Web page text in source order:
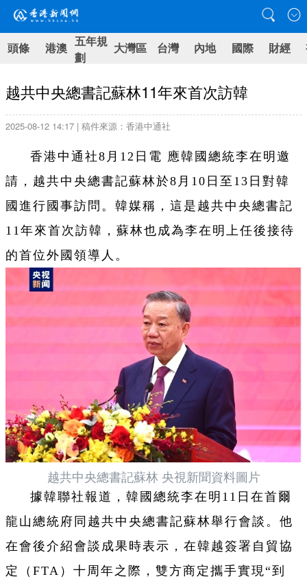
頭條 港澳 五年規
劃
大灣區 台灣 內地 國際 財經
越共中央總書記蘇林11年來首次訪韓
2025-08-12 14:17 | 稿件來源：香港中通社
香港中通社8月12日電 應韓國總統李在明邀
請，越共中央總書記蘇林於8月10日至13日對韓
國進行國事訪問。韓媒稱，這是越共中央總書記
11年來首次訪韓，蘇林也成為李在明上任後接待
的首位外國領導人。
越共中央總書記蘇林 央視新聞資料圖片
據韓聯社報道，韓國總統李在明11日在首爾
龍山總統府同越共中央總書記蘇林舉行會談。他
在會後介紹會談成果時表示，在韓越簽署自貿協
定（FTA）十周年之際，雙方商定攜手實現“到